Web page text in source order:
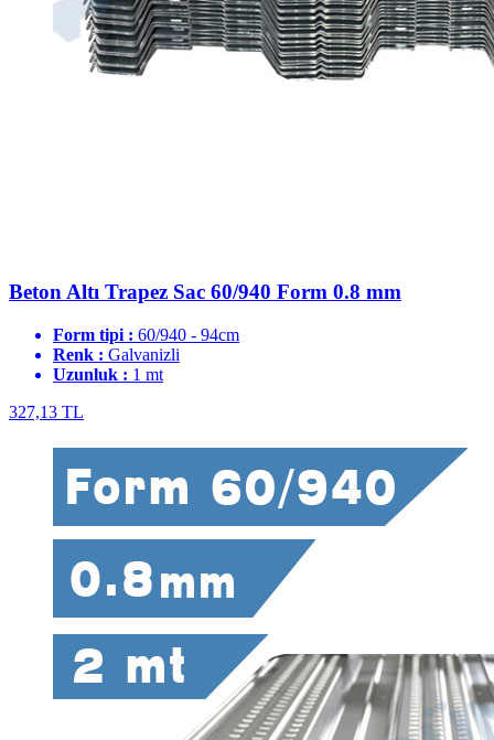
Beton Altı Trapez Sac 60/940 Form 0.8 mm
Form tipi : 60/940 - 94cm
Renk : Galvanizli
Uzunluk : 1 mt
327,13 TL